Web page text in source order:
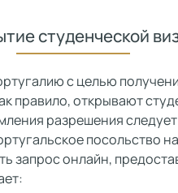
студенческой
с целью
правило, открывают
разрешения следует
посольство
запрос онлайн,